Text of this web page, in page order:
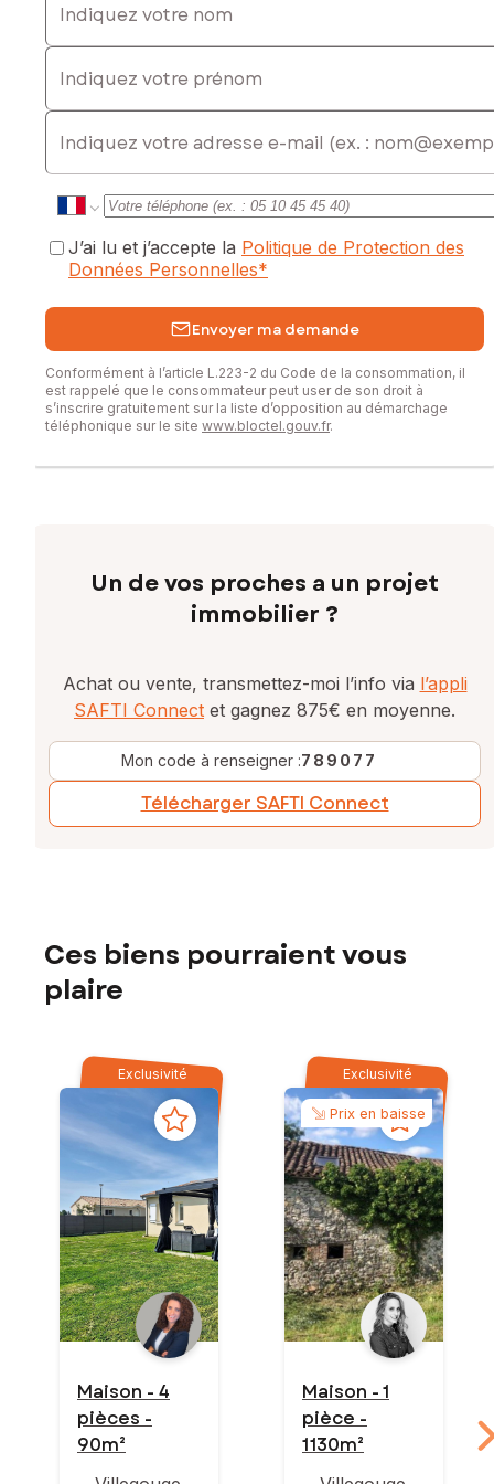
découvrir tout le potentiel de cette maison.
Informations pour les conseillers immobiliers :
Je suis pleinement ouvert au partage et aux collaborations
bienvenues, dans l’objectif d’assurer à mes clients un
accompagnement optimal et une mise en relation efficace
avec tous les acheteurs potentiels.
Les informations sur les risques auxquels ce bien est
www.georisques.gouv.fr
Honoraires charge vendeur
Contactez votre conseiller SAFTI : Michael BERTONECHE,
Tél. : 06 19 91 11 03, E-mail : michael.bertoneche@safti.fr - EI
- Agent commercial immatriculé au RSAC de Libourne sous
le numéro 821635356
Indiquez votre prénom
E-mail
J’ai lu et j’accepte la Politique de Protection des
Données Personnelles*
Envoyer ma demande
Conformément à l’article L.223-2 du Code de la consommation, il
est rappelé que le consommateur peut user de son droit à
s’inscrire gratuitement sur la liste d’opposition au démarchage
téléphonique sur le site www.bloctel.gouv.fr.
Un de vos proches a un projet
immobilier ?
Achat ou vente, transmettez-moi l’info via l’appli
SAFTI Connect et gagnez 875€ en moyenne.
Mon code à renseigner :789077
Télécharger SAFTI Connect
Ces biens pourraient vous
plaire
Exclusivité
Maison - 4
pièces -
90m²
Exclusivité
Prix en baisse
Maison - 1
pièce -
1 130m²